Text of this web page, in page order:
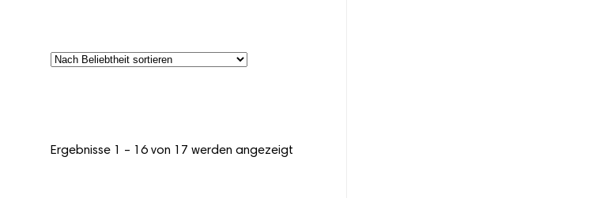
Ergebnisse 1 – 16 von 17 werden angezeigt